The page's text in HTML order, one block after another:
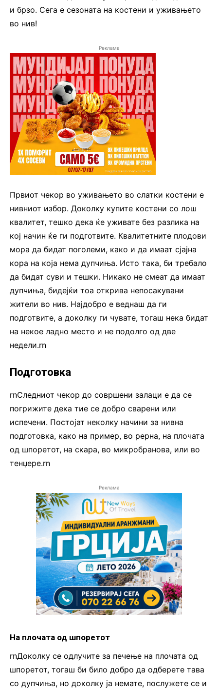
и брзо. Сега е сезоната на костени и уживањето
во нив!
Реклама
Првиот чекор во уживањето во слатки костени е
нивниот избор. Доколку купите костени со лош
квалитет, тешко дека ќе уживате без разлика на
кој начин ќе ги подготвите. Квалитетните плодови
мора да бидат поголеми, како и да имаат сјајна
кора на која нема дупчиња. Исто така, би требало
да бидат суви и тешки. Никако не смеат да имаат
дупчиња, бидејќи тоа открива непосакувани
жители во нив. Најдобро е веднаш да ги
подготвите, а доколку ги чувате, тогаш нека бидат
на некое ладно место и не подолго од две
недели.rn
Подготовка
rnСледниот чекор до совршени залаци е да се
погрижите дека тие се добро сварени или
испечени. Постојат неколку начини за нивна
подготовка, како на пример, во рерна, на плочата
од шпоретот, на скара, во микробранова, или во
тенџере.rn
Реклама
На плочата од шпоретот
rnДоколку се одлучите за печење на плочата од
шпоретот, тогаш би било добро да одберете тава
со дупчиња, но доколку ја немате, послужете се и